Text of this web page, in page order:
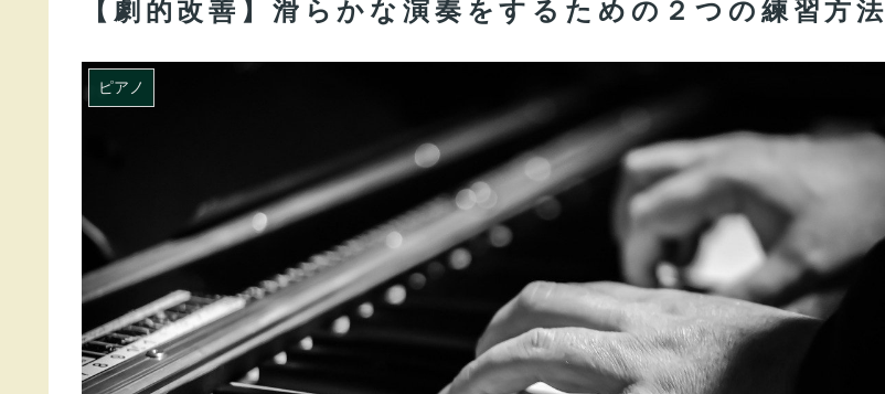
【劇的改善】滑らかな演奏をするための２つの練習方法
ピアノ